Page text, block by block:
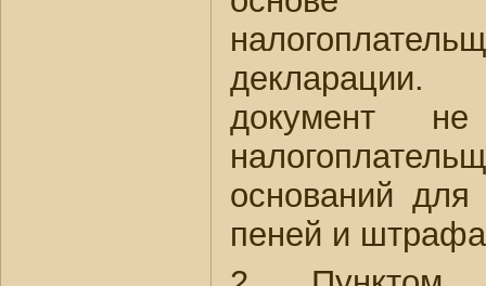
декларации.
документ
оснований для
пеней и